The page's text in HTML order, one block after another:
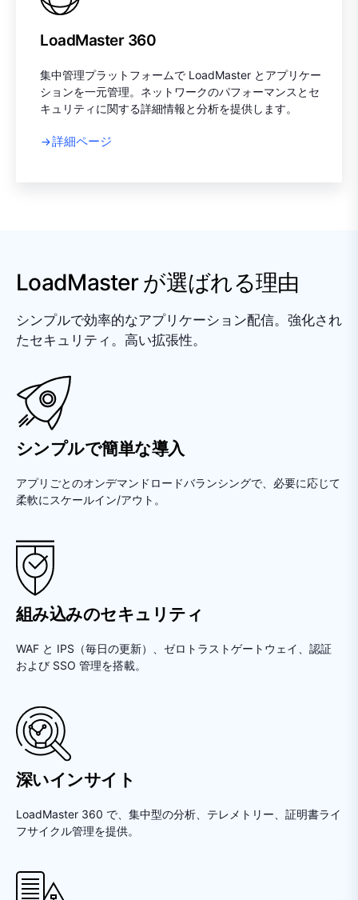
LoadMaster 360
集中管理プラットフォームで LoadMaster とアプリケー
ションを一元管理。ネットワークのパフォーマンスとセ
キュリティに関する詳細情報と分析を提供します。
詳細ページ
LoadMaster が選ばれる理由
シンプルで効率的なアプリケーション配信。強化され
たセキュリティ。高い拡張性。
シンプルで簡単な導入
アプリごとのオンデマンドロードバランシングで、必要に応じて
柔軟にスケールイン/アウト。
組み込みのセキュリティ
WAF と IPS（毎日の更新）、ゼロトラストゲートウェイ、認証
および SSO 管理を搭載。
深いインサイト
LoadMaster 360 で、集中型の分析、テレメトリー、証明書ライ
フサイクル管理を提供。